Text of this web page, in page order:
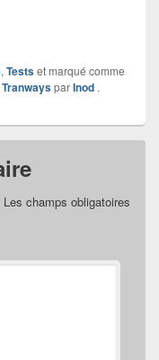
, Testset marqué comme
TranwaysparInod .
Les champs obligatoires